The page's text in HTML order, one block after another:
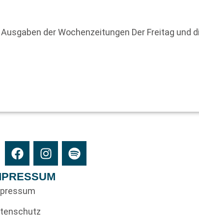
der Wochenzeitungen Der Freitag und